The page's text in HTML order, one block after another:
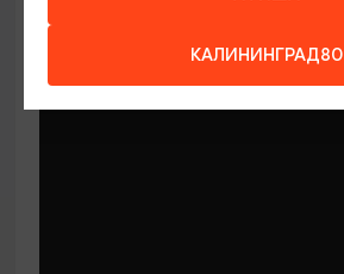
КАЛИНИНГРАД80